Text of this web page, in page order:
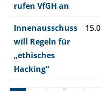
rufen VfGH an
Innenausschuss
will Regeln für
„ethisches
Hacking“